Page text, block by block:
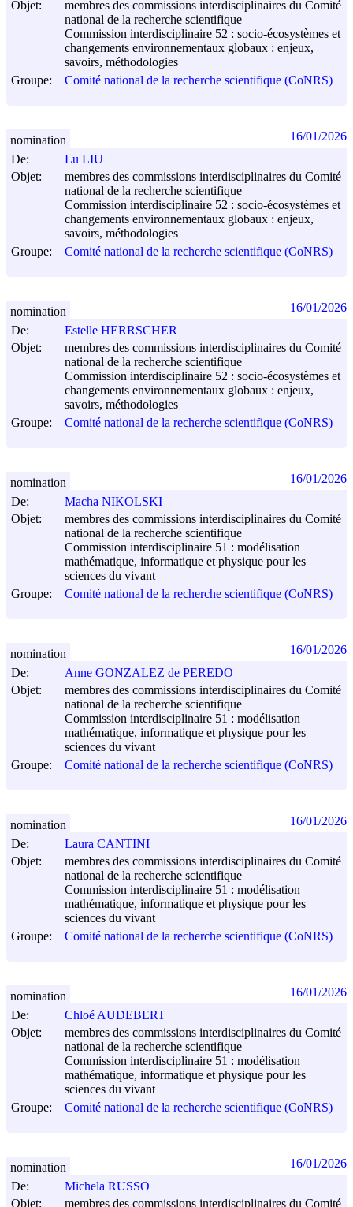
Objet:
membres des commissions interdisciplinaires du Comité
national de la recherche scientifique
Commission interdisciplinaire 52 : socio-écosystèmes et
changements environnementaux globaux : enjeux,
savoirs, méthodologies
Groupe:
Comité national de la recherche scientifique (CoNRS)
De:
Lu LIU
Objet:
membres des commissions interdisciplinaires du Comité
national de la recherche scientifique
Commission interdisciplinaire 52 : socio-écosystèmes et
changements environnementaux globaux : enjeux,
savoirs, méthodologies
Groupe:
Comité national de la recherche scientifique (CoNRS)
nomination 16/01/2026
De:
Estelle HERRSCHER
Objet:
membres des commissions interdisciplinaires du Comité
national de la recherche scientifique
Commission interdisciplinaire 52 : socio-écosystèmes et
changements environnementaux globaux : enjeux,
savoirs, méthodologies
Groupe:
Comité national de la recherche scientifique (CoNRS)
nomination 16/01/2026
De:
Macha NIKOLSKI
Objet:
membres des commissions interdisciplinaires du Comité
national de la recherche scientifique
Commission interdisciplinaire 51 : modélisation
mathématique, informatique et physique pour les
sciences du vivant
Groupe:
Comité national de la recherche scientifique (CoNRS)
nomination 16/01/2026
De:
Anne GONZALEZ de PEREDO
Objet:
membres des commissions interdisciplinaires du Comité
national de la recherche scientifique
Commission interdisciplinaire 51 : modélisation
mathématique, informatique et physique pour les
sciences du vivant
Groupe:
Comité national de la recherche scientifique (CoNRS)
nomination 16/01/2026
De:
Laura CANTINI
Objet:
membres des commissions interdisciplinaires du Comité
national de la recherche scientifique
Commission interdisciplinaire 51 : modélisation
mathématique, informatique et physique pour les
sciences du vivant
Groupe:
Comité national de la recherche scientifique (CoNRS)
nomination 16/01/2026
De:
Chloé AUDEBERT
Objet:
membres des commissions interdisciplinaires du Comité
national de la recherche scientifique
Commission interdisciplinaire 51 : modélisation
mathématique, informatique et physique pour les
sciences du vivant
Groupe:
Comité national de la recherche scientifique (CoNRS)
nomination 16/01/2026
De:
Michela RUSSO
Objet:
membres des commissions interdisciplinaires du Comité
nomination 16/01/2026